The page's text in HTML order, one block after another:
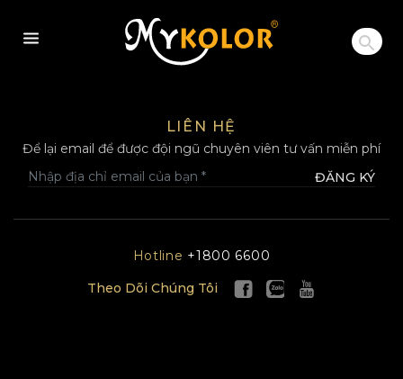
MYKOLOR
LIÊN HỆ
Để lại email để được đội ngũ chuyên viên tư vấn miễn phí
ĐĂNG KÝ
Hotline +1800 6600
Theo Dõi Chúng Tôi